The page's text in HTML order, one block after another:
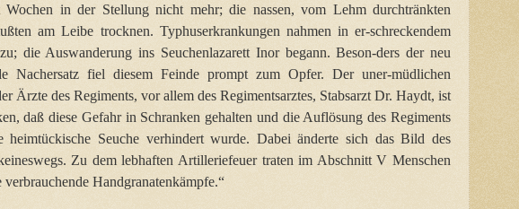
Wochen in der Stellung nicht mehr; die nassen, vom Lehm durchtränkten
am Leibe trocknen. Typhuserkrankungen nahmen in er-schreckendem
die Auswanderung ins Seuchenlazarett Inor begann. Beson-ders der neu
Nachersatz fiel diesem Feinde prompt zum Opfer. Der uner-müdlichen
Ärzte des Regiments, vor allem des Regimentsarztes, Stabsarzt Dr. Haydt, ist
daß diese Gefahr in Schranken gehalten und die Auflösung des Regiments
heimtückische Seuche verhindert wurde. Dabei änderte sich das Bild des
Zu dem lebhaften Artilleriefeuer traten im Abschnitt V Menschen
Handgranatenkämpfe.“